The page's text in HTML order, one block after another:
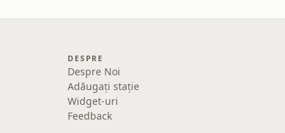
DESPRE
Despre Noi
Adăugați stație
Widget-uri
Feedback